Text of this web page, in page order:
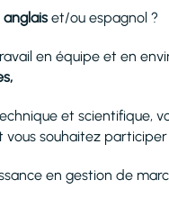
anglais et/ou espagnol ?
en équipe et en
et scientifique,
souhaitez
en gestion de